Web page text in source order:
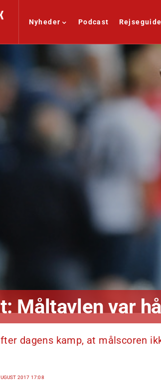
Nyheder Podcast Rejseguide
Måltavlen var
dagens kamp, at målscoren
2017 17:08